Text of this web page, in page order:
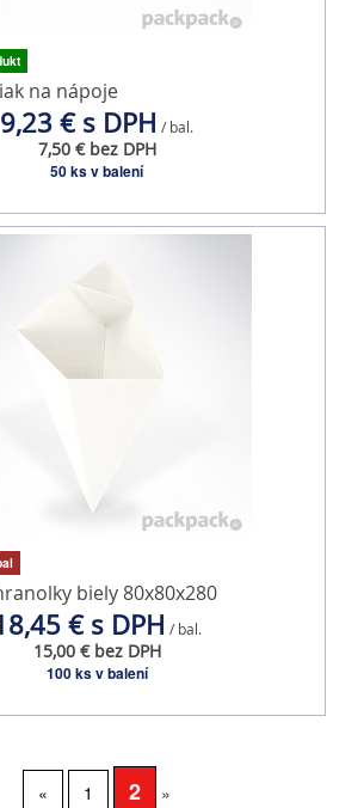
na nápoje
9,23 € s DPH / bal.
7,50 € bez DPH
50 ks v balení
biely 80x80x280
€ s DPH / bal.
15,00 € bez DPH
100 ks v balení
« 1 2 »